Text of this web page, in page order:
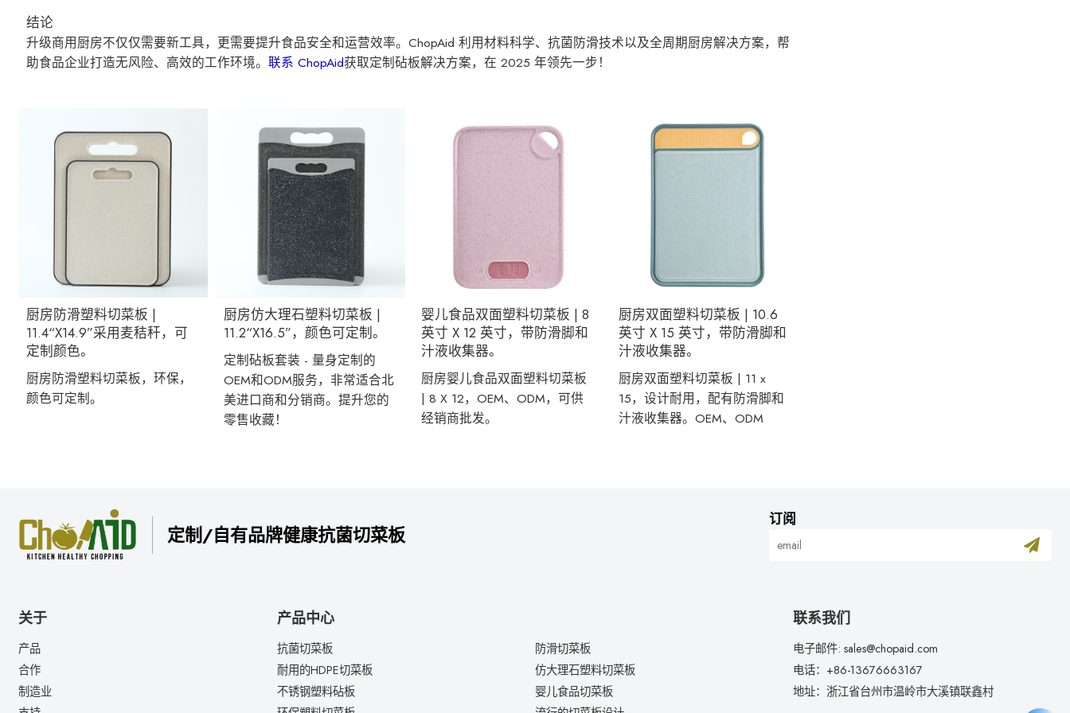
结论
升级商用厨房不仅仅需要新工具，更需要提升食品安全和运营效率。ChopAid 利用材料科学、抗菌防滑技术以及全周期厨房解决方案，帮
助食品企业打造无风险、高效的工作环境。联系 ChopAid获取定制砧板解决方案，在 2025 年领先一步！
厨房防滑塑料切菜板 |
11.4“X14.9”采用麦秸秆，可
定制颜色。
厨房防滑塑料切菜板，环保，
颜色可定制。
厨房仿大理石塑料切菜板 |
11.2“X16.5”，颜色可定制。
定制砧板套装 - 量身定制的
OEM和ODM服务，非常适合北
美进口商和分销商。提升您的
零售收藏！
婴儿食品双面塑料切菜板 | 8
英寸 X 12 英寸，带防滑脚和
汁液收集器。
厨房婴儿食品双面塑料切菜板
| 8 X 12，OEM、ODM，可供
经销商批发。
厨房双面塑料切菜板 | 10.6
英寸 X 15 英寸，带防滑脚和
汁液收集器。
厨房双面塑料切菜板 | 11 x
15，设计耐用，配有防滑脚和
汁液收集器。OEM、ODM
定制/自有品牌健康抗菌切菜板
订阅
关于
产品
合作
制造业
产品中心
抗菌切菜板
防滑切菜板
耐用的HDPE切菜板
仿大理石塑料切菜板
不锈钢塑料砧板
婴儿食品切菜板
联系我们
电子邮件: sales@chopaid.com
电话：+86-13676663167
地址：浙江省台州市温岭市大溪镇联鑫村